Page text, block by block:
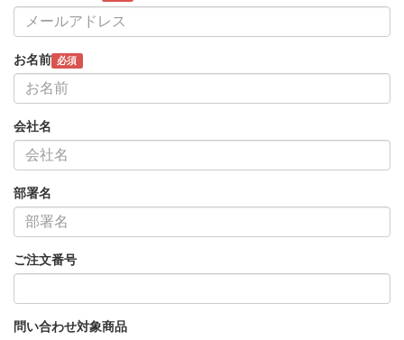
お名前 必須
会社名
部署名
ご注文番号
問い合わせ対象商品